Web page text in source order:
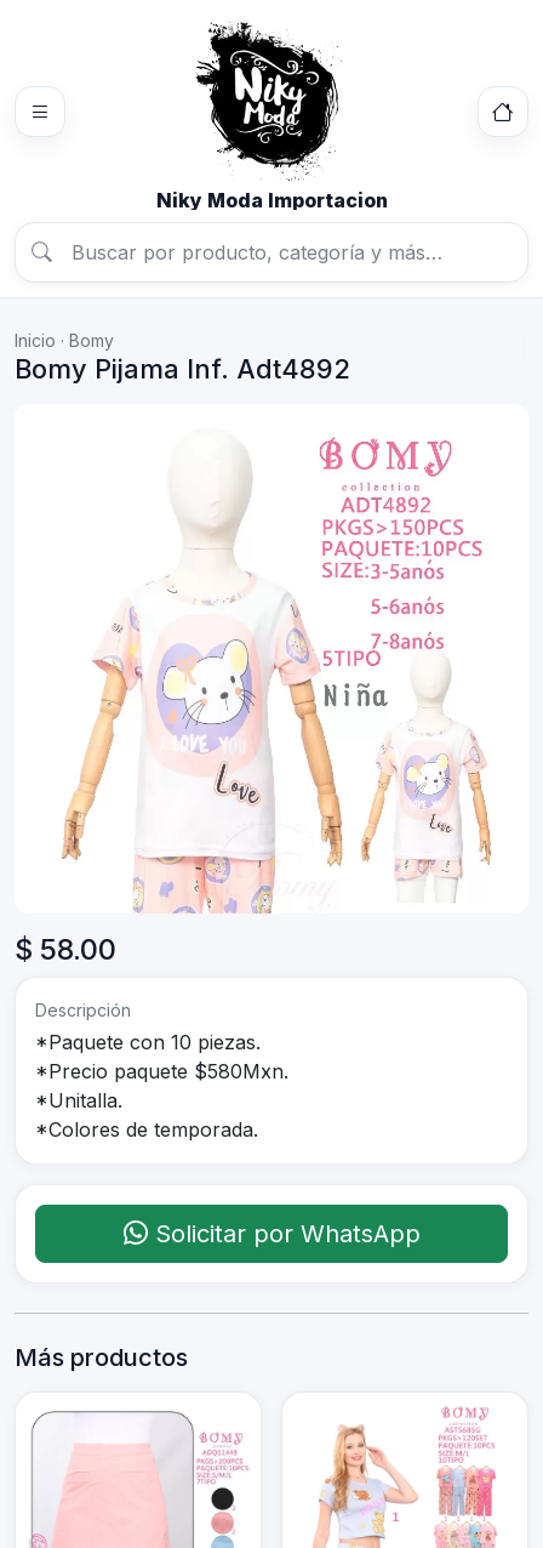
Niky Moda Importacion
Inicio · Bomy
Bomy Pijama Inf. Adt4892
$ 58.00
Descripción
*Paquete con 10 piezas.
*Precio paquete $580Mxn.
*Unitalla.
*Colores de temporada.
Solicitar por WhatsApp
Más productos